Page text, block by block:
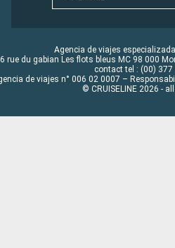
Agencia de viajes
rue du gabian Les flots bleus MC 98 000
contact tel : (00)
de viajes n° 006 02 0007 –
© CRUISELINE 2026 -